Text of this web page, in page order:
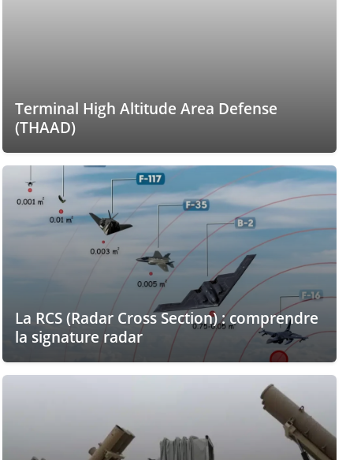
Terminal High Altitude Area Defense
(THAAD)
La RCS (Radar Cross Section) : comprendre
la signature radar